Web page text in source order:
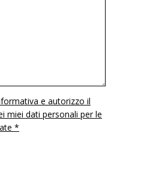
e autorizzo il
miei dati personali per le
*